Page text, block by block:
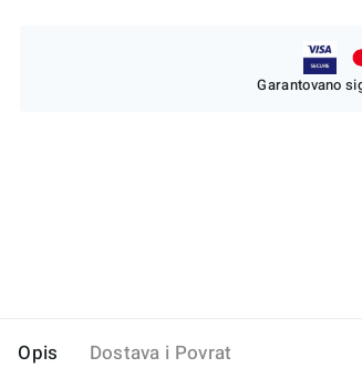
Garantovano
Opis Dostava i Povrat